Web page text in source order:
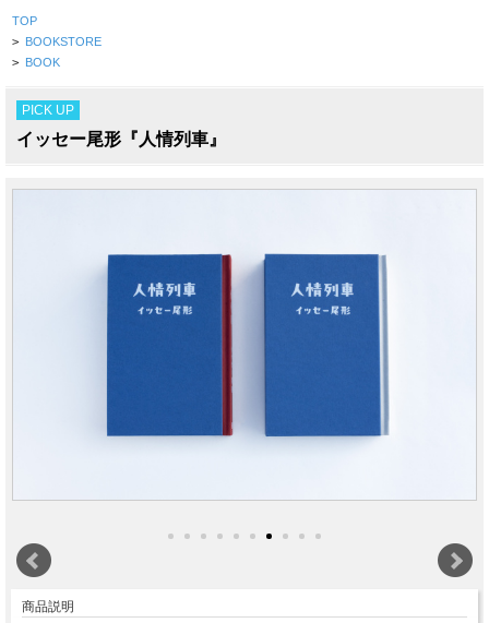
TOP
> BOOKSTORE
> BOOK
PICK UP
イッセー尾形『人情列車』
商品説明